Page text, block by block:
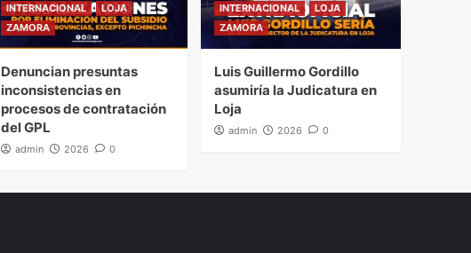
INTERNACIONAL
LOJA
ZAMORA
Denuncian presuntas
inconsistencias en
procesos de contratación
del GPL
admin 2026 0
INTERNACIONAL
LOJA
ZAMORA
Luis Guillermo Gordillo
asumiría la Judicatura en
Loja
admin 2026 0